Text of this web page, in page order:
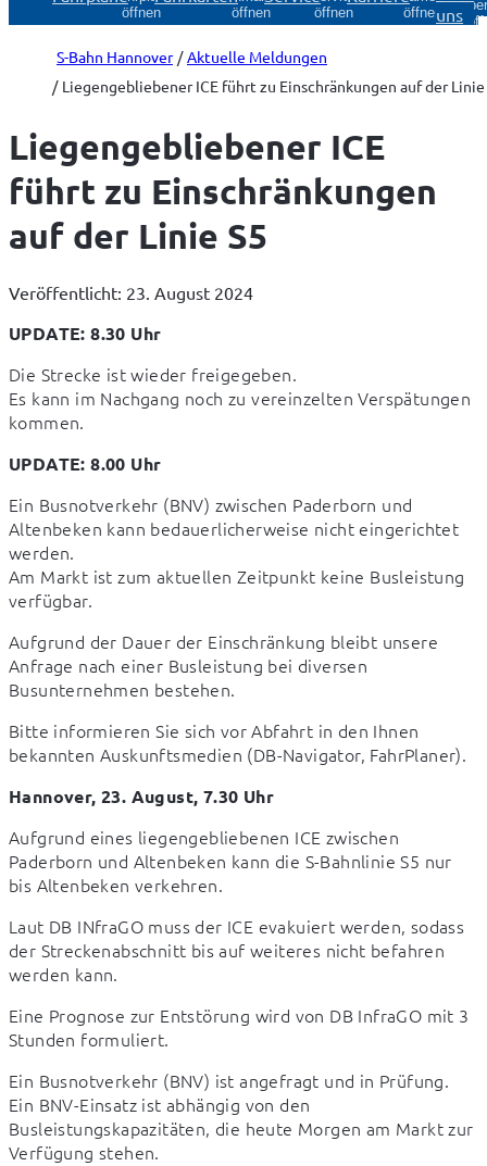
öffnen
öffnen
öffnen
öffnenuns
S-Bahn Hannover
Aktuelle Meldungen
Liegengebliebener ICE führt zu Einschränkungen auf der Linie
Liegengebliebener ICE
führt zu Einschränkungen
auf der Linie S5
Veröffentlicht: 23. August 2024
UPDATE: 8.30 Uhr
Die Strecke ist wieder freigegeben.
Es kann im Nachgang noch zu vereinzelten Verspätungen
kommen.
UPDATE: 8.00 Uhr
Ein Busnotverkehr (BNV) zwischen Paderborn und
Altenbeken kann bedauerlicherweise nicht eingerichtet
werden.
Am Markt ist zum aktuellen Zeitpunkt keine Busleistung
verfügbar.
Aufgrund der Dauer der Einschränkung bleibt unsere
Anfrage nach einer Busleistung bei diversen
Busunternehmen bestehen.
Bitte informieren Sie sich vor Abfahrt in den Ihnen
bekannten Auskunftsmedien (DB-Navigator, FahrPlaner).
Hannover, 23. August, 7.30 Uhr
Aufgrund eines liegengebliebenen ICE zwischen
Paderborn und Altenbeken kann die S-Bahnlinie S5 nur
bis Altenbeken verkehren.
Laut DB INfraGO muss der ICE evakuiert werden, sodass
der Streckenabschnitt bis auf weiteres nicht befahren
werden kann.
Eine Prognose zur Entstörung wird von DB InfraGO mit 3
Stunden formuliert.
Ein Busnotverkehr (BNV) ist angefragt und in Prüfung.
Ein BNV-Einsatz ist abhängig von den
Busleistungskapazitäten, die heute Morgen am Markt zur
Verfügung stehen.